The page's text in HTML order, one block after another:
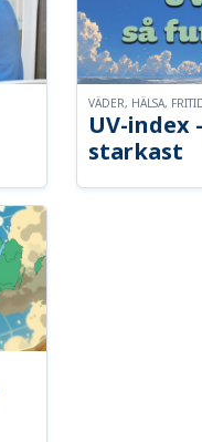
UV-index
starkast
VÄDER, HÄLSA,